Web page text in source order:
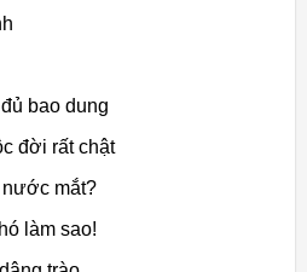
bao dung
đời rất chật
mắt?
làm sao!